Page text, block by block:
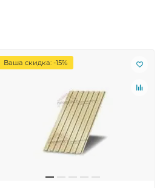
Ваша скидка: -15%